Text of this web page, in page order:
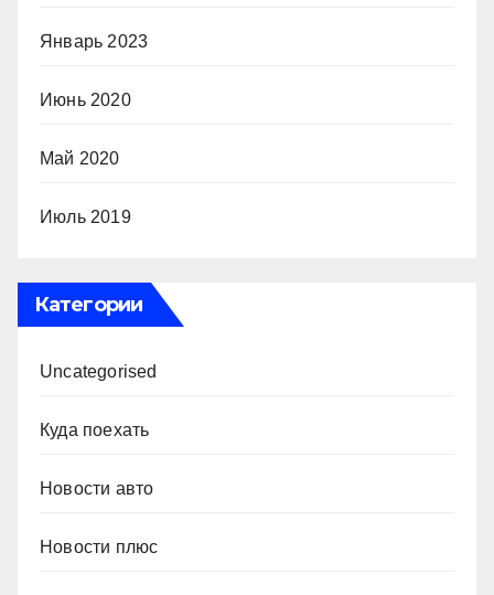
Январь 2023
Июнь 2020
Май 2020
Июль 2019
Категории
Uncategorised
Куда поехать
Новости авто
Новости плюс